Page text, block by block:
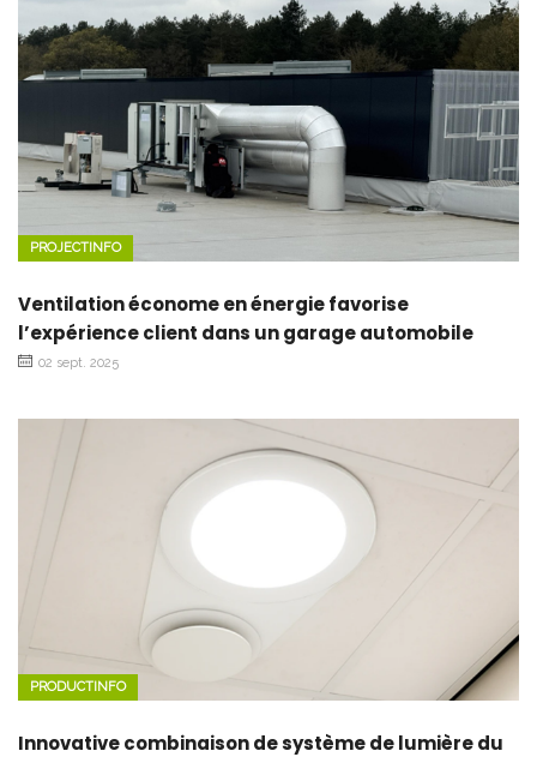
PROJECTINFO
Ventilation économe en énergie favorise
l’expérience client dans un garage automobile
02 sept. 2025
PRODUCTINFO
Innovative combinaison de système de lumière du